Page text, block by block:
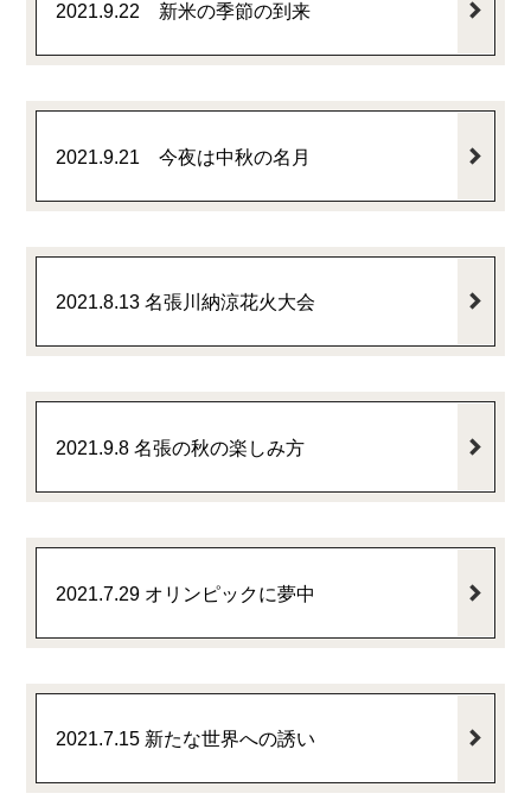
2021.9.22 新米の季節の到来
2021.9.21 今夜は中秋の名月
2021.8.13 名張川納涼花火大会
2021.9.8 名張の秋の楽しみ方
2021.7.29 オリンピックに夢中
2021.7.15 新たな世界への誘い